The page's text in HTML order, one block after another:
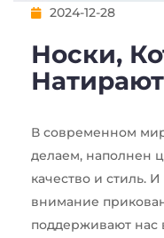
2024-12-28
Носки,
В современном
делаем, наполнен
качество и стиль.
внимание
поддерживают нас